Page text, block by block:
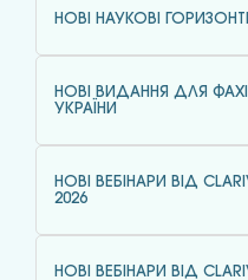
НОВІ НАУКОВІ
НОВІ ВИДАННЯ ДЛЯ
УКРАЇНИ
НОВІ ВЕБІНАРИ ВІД
2026
НОВІ ВЕБІНАРИ ВІД